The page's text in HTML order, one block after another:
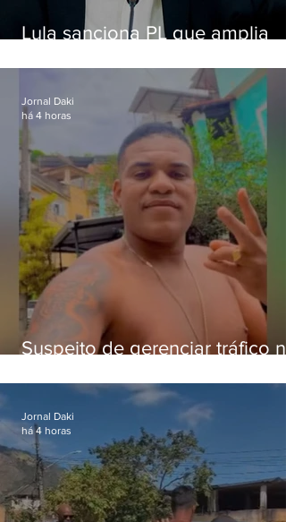
Lula sanciona PL que amplia
crianças
Suspeito de gerenciar tráfico na
foragido
Jornal Daki
há 4 horas
Jornal Daki
há 4 horas